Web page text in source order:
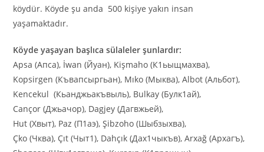
köydür. Köyde şu anda 500 kişiye yakın insan
yaşamaktadır.
Köyde yaşayan başlıca sülaleler şunlardır:
Apsa (Апса), İwan (Йуан), Kişmaho (К1ьыщмахва),
Kopsirgen (Къвапсыргьан), Mıko (Мыква), Albot (Альбот),
Kencekul (Кьанджьакъвыль), Bulkay (Булк1ай),
Cançor (Джьачор), Dagjey (Дагвжьей),
Hut (Хвыт), Paz (П1аэ), Şibzoho (Шыбзыхва),
Çko (Чква), Çıt (Чыт1), Dahçık (Дах1чыкъв), Аrxağ (Архагъ),